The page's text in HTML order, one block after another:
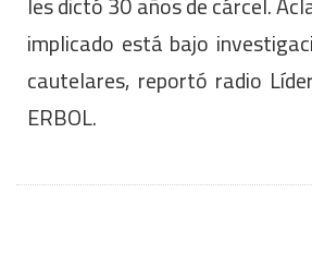
implicado está bajo
cautelares, reportó radio
ERBOL.